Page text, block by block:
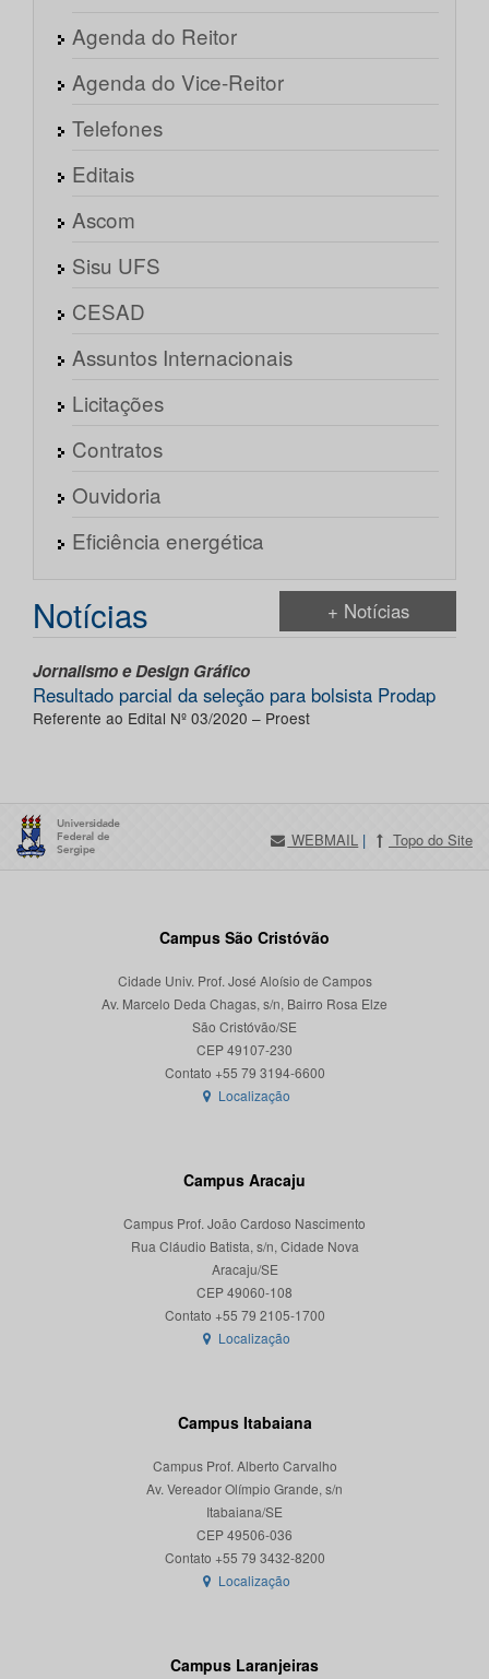
Agenda do Reitor
Agenda do Vice-Reitor
Telefones
Editais
Ascom
Sisu UFS
CESAD
Assuntos Internacionais
Licitações
Contratos
Ouvidoria
Eficiência energética
Notícias + Notícias
Jornalismo e Design Gráfico
Resultado parcial da seleção para bolsista Prodap
Referente ao Edital Nº 03/2020 – Proest
WEBMAIL | Topo do Site
Campus São Cristóvão
Cidade Univ. Prof. José Aloísio de Campos
Av. Marcelo Deda Chagas, s/n, Bairro Rosa Elze
São Cristóvão/SE
CEP 49107-230
Localização
Campus Aracaju
Campus Prof. João Cardoso Nascimento
Rua Cláudio Batista, s/n, Cidade Nova
Aracaju/SE
CEP 49060-108
Localização
Campus Itabaiana
Campus Prof. Alberto Carvalho
Av. Vereador Olímpio Grande, s/n
Itabaiana/SE
CEP 49506-036
Localização
Campus Laranjeiras